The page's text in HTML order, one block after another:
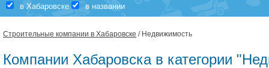
в Хабаровске в названии
Строительные компании в Хабаровске / Недвижимость
Компании Хабаровска в категории